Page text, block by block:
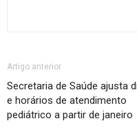
Artigo anterior
Secretaria de Saúde ajusta
e horários de atendimento
pediátrico a partir de janeiro